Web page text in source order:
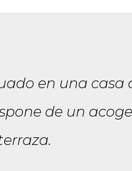
en una casa
de un